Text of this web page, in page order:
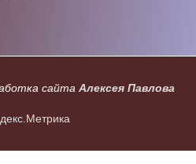
сайта Алексея Павлова